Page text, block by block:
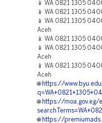
📱 WA 0821 1305
📱 WA 0821 1305
📱 WA 0821 1305
Aceh
📱 WA 0821 1305
📱 WA 0821 1305
Aceh
📱 WA 0821 1305
Aceh
🌐 https://
🌐 https://moa.gov.eg/
🌐 https://